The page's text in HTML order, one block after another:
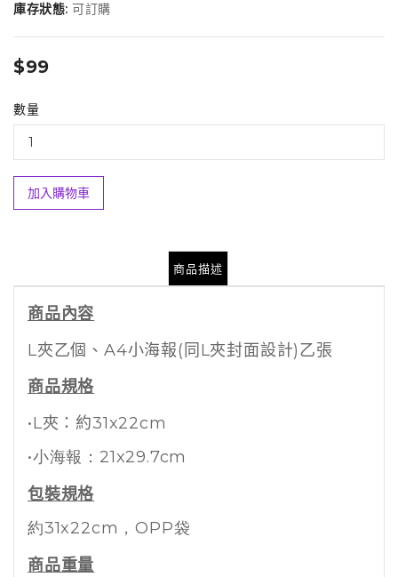
庫存狀態: 可訂購
$99
數量
加入購物車
商品描述
商品內容
L夾乙個、A4小海報(同L夾封面設計)乙張
商品規格
•L夾：約31x22cm
•小海報：21x29.7cm
包裝規格
約31x22cm ，OPP袋
商品重量